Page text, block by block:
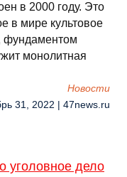
в 2000 году. Это
в мире культовое
фундаментом
монолитная
Новости
31, 2022 | 47news.ru
уголовное дело